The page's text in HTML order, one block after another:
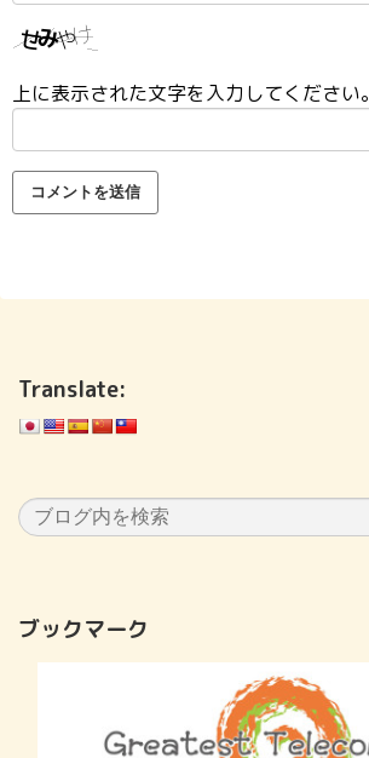
上に表示された文字を入力してください。
Translate:
ブックマーク